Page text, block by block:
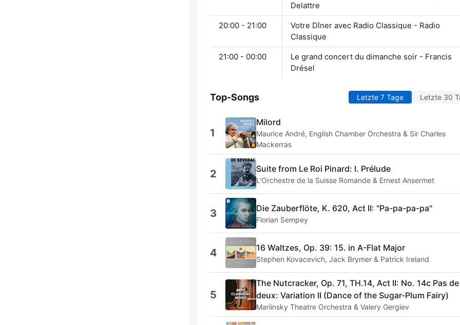
Delattre
20:00 - 21:00
Votre Dîner avec Radio Classique - Radio
Classique
21:00 - 00:00
Le grand concert du dimanche soir - Francis
Drésel
Top-Songs Letzte 7 Tage Letzte 30
1
Milord
Maurice André, English Chamber Orchestra & Sir Charles
Mackerras
2 Suite from Le Roi Pinard: I. Prélude
L'Orchestre de la Suisse Romande & Ernest Ansermet
3 Die Zauberflöte, K. 620, Act II: "Pa-pa-pa-pa"
Florian Sempey
4 16 Waltzes, Op. 39: 15. in A-Flat Major
Stephen Kovacevich, Jack Brymer & Patrick Ireland
5
The Nutcracker, Op. 71, TH.14, Act II: No. 14c Pas de
deux: Variation II (Dance of the Sugar-Plum Fairy)
Mariinsky Theatre Orchestra & Valery Gergiev